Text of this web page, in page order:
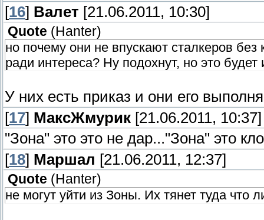
[16] Валет [21.06.2011, 10:30]
Quote ( Hanter)
но почему они не впускают сталкеров
ради интереса? Ну подохнут, но это будет
У них есть приказ и они его
[17] МаксЖмурик [21.06.2011, 10:37]
"Зона" это это не дар..."Зона" это
[18] Маршал [21.06.2011, 12:37]
Quote ( Hanter)
не могут уйти из Зоны. Их тянет туда что